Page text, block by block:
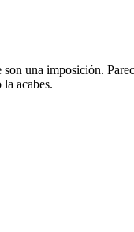
una imposición.
acabes.